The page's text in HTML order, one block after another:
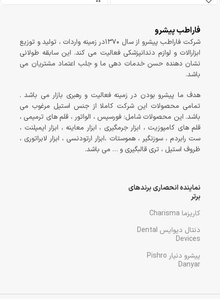
فاراطب پیشرو
شرکت فاراطب پیشرو از سال ۱۳۷۰در زمینه واردات ، تولید و توزیع
ابزارالات و لوازم دندانپزشکی فعالیت می کند. این سابقه طولانی
نشان دهنده حسن خدمات دهی ما و جلب اعتماد مشتریان می
باشد.
هدف ما پیشرو بودن در زمینه فعالیت و رهبری بازار می باشد .
تمامی محصولات این شرکت کاملا از جنس استیل مرغوب می
باشد. این محصولات شامل: فورسپس ، الواتور ، قلم های ترمیمی ،
قلم های کامپوزیت ، ابزار جرمگیری ، ابزار معاینه ، ابزار ایمپلنت ،
ست رابردم ، سوزنگیر ، هموستات ،ابزار ارتودنسی ، ابزار لابراتوری ،
ظروف استیل ، تری قالبگیری و … می باشد.
نماینده انحصاری برندهای
برتر
کاریزما Charisma
دنتال دیوایس Dental
Devices
پیشرو دنیار Pishro
Danyar